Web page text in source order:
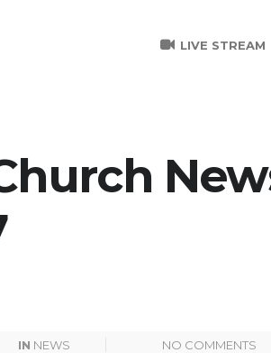
LIVE STREAM
IN NEWS NO COMMENTS